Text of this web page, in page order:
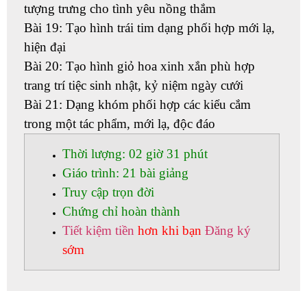
tượng trưng cho tình yêu nồng thắm
Bài 19: Tạo hình trái tim dạng phối hợp mới lạ,
hiện đại
Bài 20: Tạo hình giỏ hoa xinh xắn phù hợp
trang trí tiệc sinh nhật, kỷ niệm ngày cưới
Bài 21: Dạng khóm phối hợp các kiểu cắm
trong một tác phẩm, mới lạ, độc đáo
Thời lượng: 02 giờ 31 phút
Giáo trình: 21 bài giảng
Truy cập trọn đời
Chứng chỉ hoàn thành
Tiết kiệm tiền hơn khi bạn Đăng ký
sớm